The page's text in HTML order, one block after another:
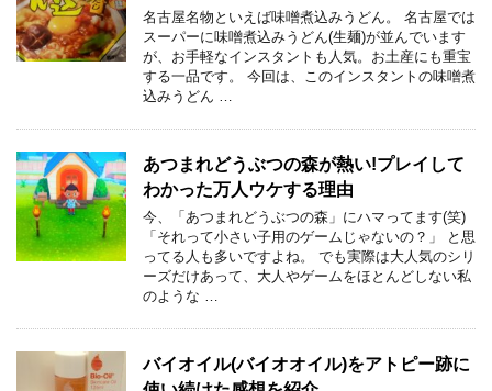
名古屋名物といえば味噌煮込みうどん。 名古屋では
スーパーに味噌煮込みうどん(生麺)が並んでいます
が、お手軽なインスタントも人気。お土産にも重宝
する一品です。 今回は、このインスタントの味噌煮
込みうどん …
あつまれどうぶつの森が熱い!プレイして
わかった万人ウケする理由
今、「あつまれどうぶつの森」にハマってます(笑)
「それって小さい子用のゲームじゃないの？」 と思
ってる人も多いですよね。 でも実際は大人気のシリ
ーズだけあって、大人やゲームをほとんどしない私
のような …
バイオイル(バイオオイル)をアトピー跡に